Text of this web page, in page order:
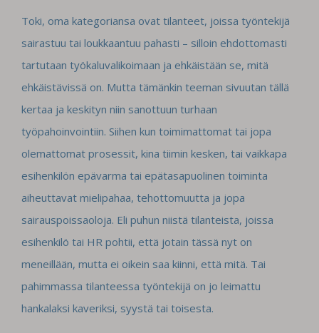
Toki, oma kategoriansa ovat tilanteet, joissa työntekijä
sairastuu tai loukkaantuu pahasti – silloin ehdottomasti
tartutaan työkaluvalikoimaan ja ehkäistään se, mitä
ehkäistävissä on. Mutta tämänkin teeman sivuutan tällä
kertaa ja keskityn niin sanottuun turhaan
työpahoinvointiin. Siihen kun toimimattomat tai jopa
olemattomat prosessit, kina tiimin kesken, tai vaikkapa
esihenkilön epävarma tai epätasapuolinen toiminta
aiheuttavat mielipahaa, tehottomuutta ja jopa
sairauspoissaoloja. Eli puhun niistä tilanteista, joissa
esihenkilö tai HR pohtii, että jotain tässä nyt on
meneillään, mutta ei oikein saa kiinni, että mitä. Tai
pahimmassa tilanteessa työntekijä on jo leimattu
hankalaksi kaveriksi, syystä tai toisesta.